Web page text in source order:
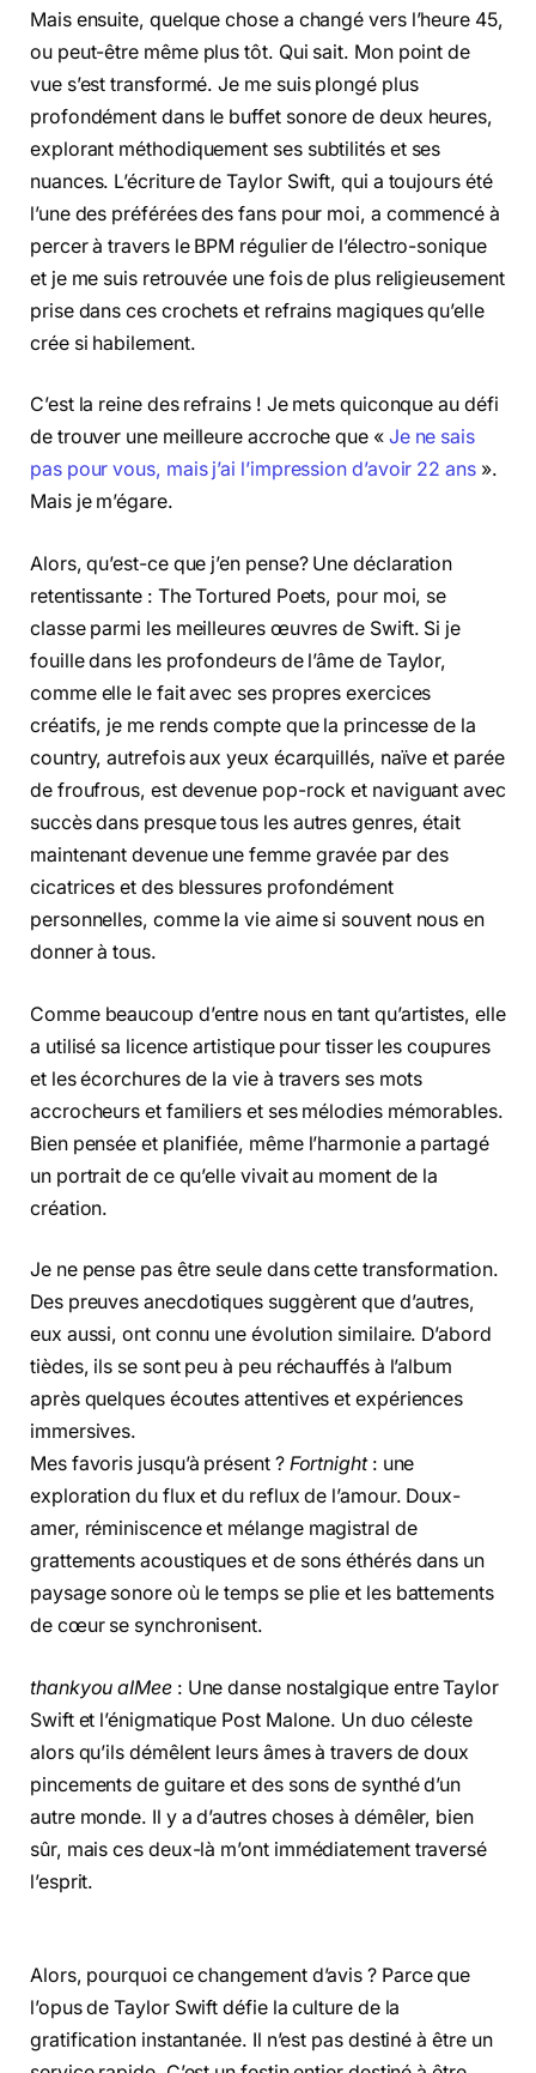
Mais ensuite, quelque chose a changé vers l’heure 45,
ou peut-être même plus tôt. Qui sait. Mon point de
vue s’est transformé. Je me suis plongé plus
profondément dans le buffet sonore de deux heures,
explorant méthodiquement ses subtilités et ses
nuances. L’écriture de Taylor Swift, qui a toujours été
l’une des préférées des fans pour moi, a commencé à
percer à travers le BPM régulier de l’électro-sonique
et je me suis retrouvée une fois de plus religieusement
prise dans ces crochets et refrains magiques qu’elle
crée si habilement.
C’est la reine des refrains ! Je mets quiconque au défi
de trouver une meilleure accroche que « Je ne sais
pas pour vous, mais j’ai l’impression d’avoir 22 ans».
Mais je m’égare.
Alors, qu’est-ce que j’en pense? Une déclaration
retentissante : The Tortured Poets, pour moi, se
classe parmi les meilleures œuvres de Swift. Si je
fouille dans les profondeurs de l’âme de Taylor,
comme elle le fait avec ses propres exercices
créatifs, je me rends compte que la princesse de la
country, autrefois aux yeux écarquillés, naïve et parée
de froufrous, est devenue pop-rock et naviguant avec
succès dans presque tous les autres genres, était
maintenant devenue une femme gravée par des
cicatrices et des blessures profondément
personnelles, comme la vie aime si souvent nous en
donner à tous.
Comme beaucoup d’entre nous en tant qu’artistes, elle
a utilisé sa licence artistique pour tisser les coupures
et les écorchures de la vie à travers ses mots
accrocheurs et familiers et ses mélodies mémorables.
Bien pensée et planifiée, même l’harmonie a partagé
un portrait de ce qu’elle vivait au moment de la
création.
Je ne pense pas être seule dans cette transformation.
Des preuves anecdotiques suggèrent que d’autres,
eux aussi, ont connu une évolution similaire. D’abord
tièdes, ils se sont peu à peu réchauffés à l’album
après quelques écoutes attentives et expériences
immersives.
Mes favoris jusqu’à présent ? Fortnight : une
exploration du flux et du reflux de l’amour. Doux-
amer, réminiscence et mélange magistral de
grattements acoustiques et de sons éthérés dans un
paysage sonore où le temps se plie et les battements
de cœur se synchronisent.
thankyou aIMee: Une danse nostalgique entre Taylor
Swift et l’énigmatique Post Malone. Un duo céleste
alors qu’ils démêlent leurs âmes à travers de doux
pincements de guitare et des sons de synthé d’un
autre monde. Il y a d’autres choses à démêler, bien
sûr, mais ces deux-là m’ont immédiatement traversé
l’esprit.
Alors, pourquoi ce changement d’avis ? Parce que
l’opus de Taylor Swift défie la culture de la
gratification instantanée. Il n’est pas destiné à être un